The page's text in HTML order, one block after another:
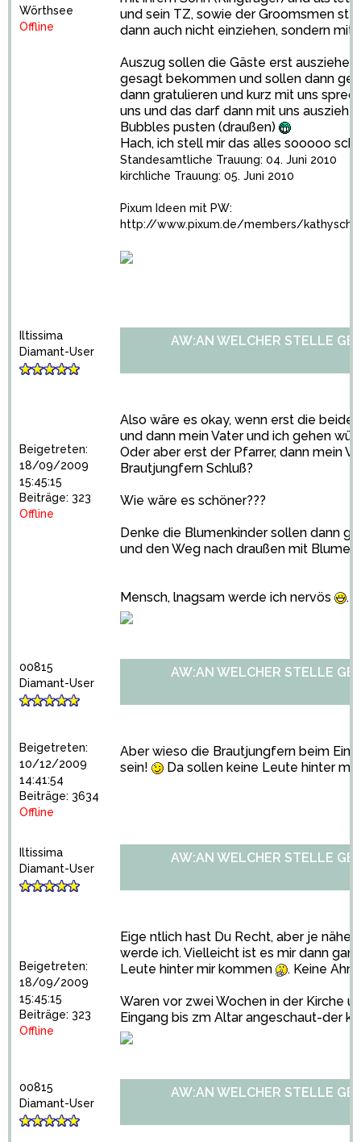
Wörthsee
Offline
und sein TZ, sowie der Groomsmen
dann auch nicht einziehen, sondern
Auszug sollen die Gäste erst
gesagt bekommen und sollen dann
dann gratulieren und kurz mit uns
uns und das darf dann mit uns
Bubbles pusten (draußen)
Hach, ich stell mir das alles sooooo
Standesamtliche Trauung: 04. Juni 2010
kirchliche Trauung: 05. Juni 2010
Pixum Ideen mit PW:
http://www.pixum.de/members/
Iltissima
Diamant-User
Beigetreten:
18/09/2009
15:45:15
Beiträge: 323
Offline
AW:AN WELCHER STELLE
Also wäre es okay, wenn erst die
und dann mein Vater und ich gehen
Oder aber erst der Pfarrer, dann mein
Brautjungfern Schluß?
Wie wäre es schöner???
Denke die Blumenkinder sollen dann
und den Weg nach draußen mit
Mensch, lnagsam werde ich nervös .
00815
Diamant-User
Beigetreten:
10/12/2009
14:41:54
Beiträge: 3634
Offline
AW:AN WELCHER STELLE
Aber wieso die Brautjungfern beim
sein!
Da sollen keine Leute hinter
Iltissima
Diamant-User
Beigetreten:
18/09/2009
15:45:15
Beiträge: 323
Offline
AW:AN WELCHER STELLE
Eige ntlich hast Du Recht, aber je
werde ich. Vielleicht ist es mir dann
Leute hinter mir kommen
. Keine
Waren vor zwei Wochen in der Kirche
Eingang bis zm Altar angeschaut-der
00815
Diamant-User
AW:AN WELCHER STELLE